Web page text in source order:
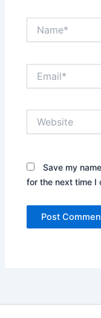
Save my
for the next time I